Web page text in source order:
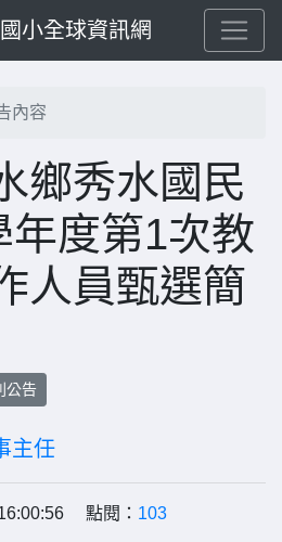
小全球資訊網
內容
鄉秀水國民
年度第1次教
人員甄選簡
公告
主任
點閱： 103